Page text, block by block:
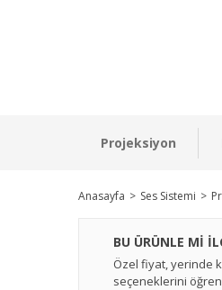
Projeksiyon
Anasayfa Ses Sistemi
BU ÜRÜNLE Mİ
Özel fiyat, yerinde
seçeneklerini